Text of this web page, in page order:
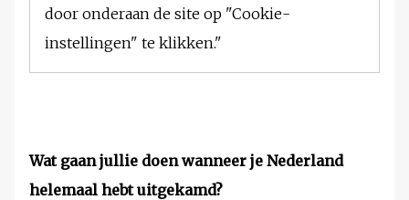
door onderaan de site op "Cookie-
instellingen" te klikken."
Wat gaan jullie doen wanneer je Nederland
helemaal hebt uitgekamd?